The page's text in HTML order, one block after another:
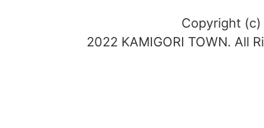
Copyright (c)
2022 KAMIGORI TOWN. All